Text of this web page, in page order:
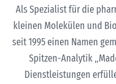
Als Spezialist für die
kleinen Molekülen und
seit 1995 einen Namen
Spitzen-Analytik
Dienstleistungen